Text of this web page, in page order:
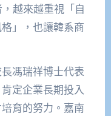
越來越重視「自
」，也讓韓系商
馮瑞祥博士代表
定企業長期投入
育的努力。嘉南